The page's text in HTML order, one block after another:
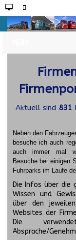
Aktuell sind 831
Neben den
besuche ich auch
auch immer mal
Besuche bei einigen
Fuhrparks im Laufe
Die Infos über die
Wissen und
über den
Websites der
Die
Absprache/